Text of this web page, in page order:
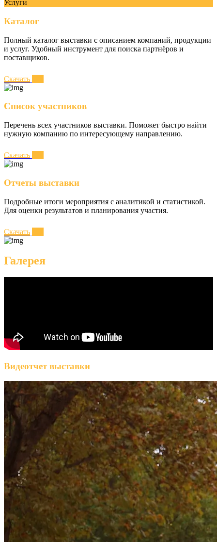
Услуги
Каталог
Полный каталог выставки с описанием компаний, продукции
и услуг. Удобный инструмент для поиска партнёров и
поставщиков.
Скачать
Список участников
Перечень всех участников выставки. Поможет быстро найти
нужную компанию по интересующему направлению.
Скачать
Отчеты выставки
Подробные итоги мероприятия с аналитикой и статистикой.
Для оценки результатов и планирования участия.
Скачать
Галерея
Видеотчет выставки